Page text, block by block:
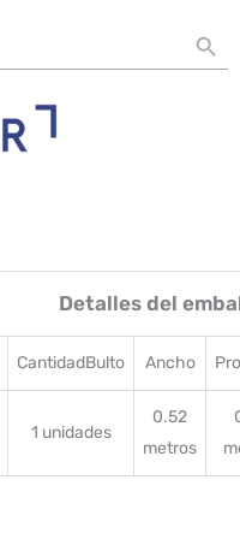
Detalles del
CantidadBulto Ancho
1 unidades
0.52
metros